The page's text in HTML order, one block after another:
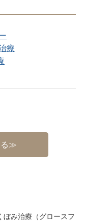
療
る≫
み治療（グロースフ